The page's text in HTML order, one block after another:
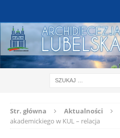
Str. główna Aktualności
akademickiego w KUL – relacja